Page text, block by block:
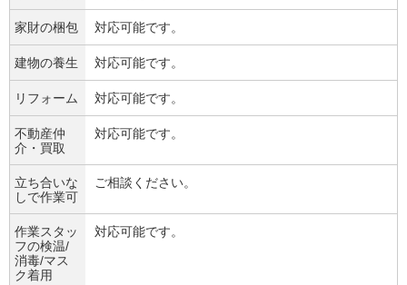
家財の梱包 対応可能です。
建物の養生 対応可能です。
リフォーム 対応可能です。
不動産仲
介・買取
対応可能です。
立ち合いな
しで作業可
ご相談ください。
作業スタッ
フの検温/
消毒/マス
ク着用
対応可能です。